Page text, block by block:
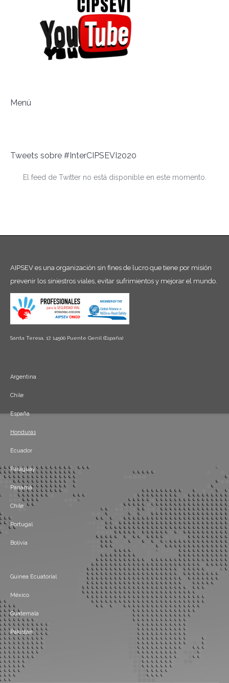
Menú
Tweets sobre #InterCIPSEVI2020
El feed de Twitter no está disponible en este momento.
AIPSEV es una organización sin fines de lucro que tiene por misión
prevenir los siniestros viales, evitar sufrimientos y mejorar el mundo.
Santa Teresa, 17, 14500 Puente Genil (España)
Argentina
Chile
España
Honduras
Ecuador
Paraguay
Panamá
Chile
Portugal
Bolivia
Guinea Ecuatorial
México
Guatemala
Pakistán